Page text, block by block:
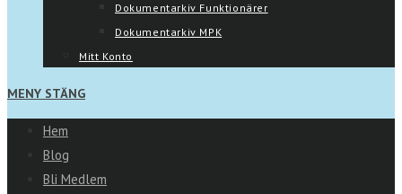
Dokumentarkiv Funktionärer
Dokumentarkiv MPK
Mitt Konto
MENY STÄNG
Hem
Blog
Bli Medlem